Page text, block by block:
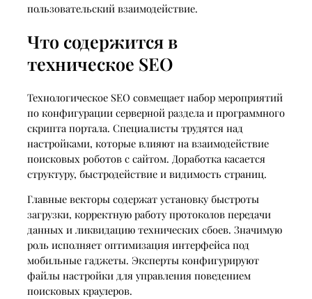
пользовательский взаимодействие.
Что содержится в
техническое SEO
Технологическое SEO совмещает набор мероприятий
по конфигурации серверной раздела и программного
скрипта портала. Специалисты трудятся над
настройками, которые влияют на взаимодействие
поисковых роботов с сайтом. Доработка касается
структуру, быстродействие и видимость страниц.
Главные векторы содержат установку быстроты
загрузки, корректную работу протоколов передачи
данных и ликвидацию технических сбоев. Значимую
роль исполняет оптимизация интерфейса под
мобильные гаджеты. Эксперты конфигурируют
файлы настройки для управления поведением
поисковых краулеров.